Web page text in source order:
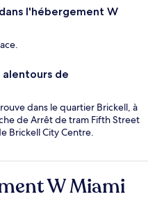
l'hébergement W
de
dans le quartier Brickell, à
de Arrêt de tram Fifth Street
Brickell City Centre.
W Miami